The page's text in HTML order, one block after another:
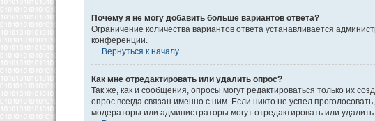
Почему я не могу добавить больше вариантов ответа?
Ограничение количества вариантов ответа устанавливается
конференции.
Вернуться к началу
Как мне отредактировать или удалить опрос?
Так же, как и сообщения, опросы могут редактироваться только их
опрос всегда связан именно с ним. Если никто не успел
модераторы или администраторы могут отредактировать или